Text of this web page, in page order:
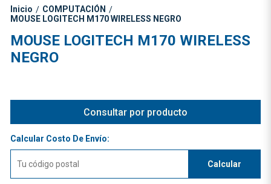
Inicio / COMPUTACIÓN /
MOUSE LOGITECH M170 WIRELESS NEGRO
MOUSE LOGITECH M170 WIRELESS
NEGRO
Consultar por producto
Calcular Costo De Envío:
Calcular